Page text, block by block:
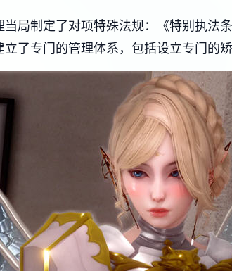
局制定了对项特殊法规：《特别执法
了专门的管理体系，包括设立专门的矫